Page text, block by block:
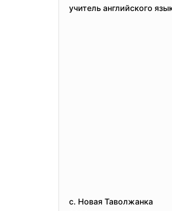
учитель английского
с. Новая Таволжанка